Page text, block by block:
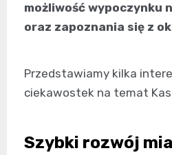
możliwość wypoczynku
oraz zapoznania się z
Przedstawiamy kilka
ciekawostek na temat
Szybki rozwój